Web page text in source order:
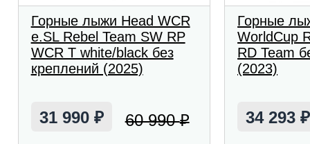
Горные лыжи Head WCR
e.SL Rebel Team SW RP
WCR T white/black без
креплений (2025)
31 990 ₽ 60 990₽
Горные
WorldCup
RD Team
(2023)
34 293₽